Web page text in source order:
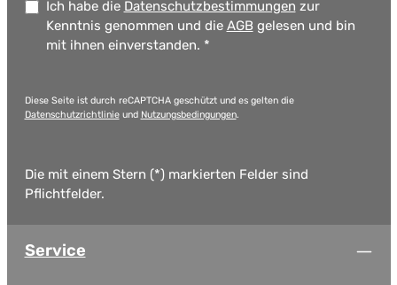
Ich habe die Datenschutzbestimmungen zur
Kenntnis genommen und die AGB gelesen und bin
mit ihnen einverstanden. *
Diese Seite ist durch reCAPTCHA geschützt und es gelten die
Datenschutzrichtlinieund Nutzungsbedingungen.
Die mit einem Stern (*) markierten Felder sind
Pflichtfelder.
Service